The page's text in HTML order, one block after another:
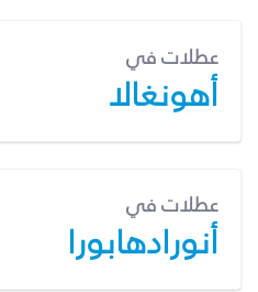
عطلات في
أهونغالا
عطلات في
أنورادهابورا